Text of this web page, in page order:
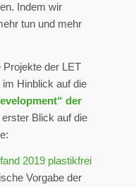
Indem wir
tun und mehr
Projekte der LET
Hinblick auf die
der
Blick auf die
2019 plastikfrei
Vorgabe der